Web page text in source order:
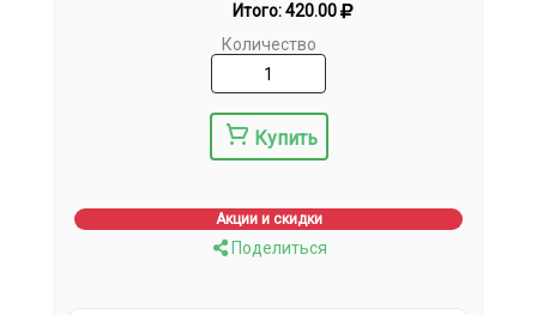
Итого:420.00
Количество
Купить
Акции и скидки
Поделиться